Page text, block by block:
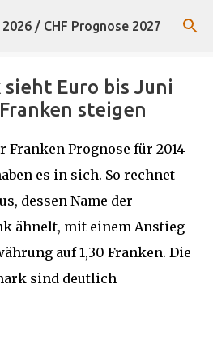
Hauptbereich
/ CHF Prognose 2027
Euro bis Juni
steigen
Franken Prognose für 2014
es in sich. So rechnet
dessen Name der
ähnelt, mit einem Anstieg
auf 1,30 Franken. Die
sind deutlich